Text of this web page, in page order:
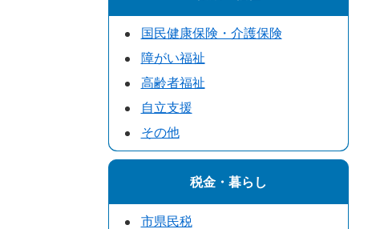
国民健康保険・介護保険
障がい福祉
高齢者福祉
自立支援
その他
税金・暮らし
市県民税